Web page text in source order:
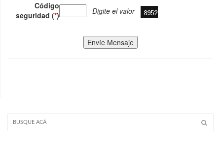
Código
seguridad (*) Digite el valor
Envíe Mensaje